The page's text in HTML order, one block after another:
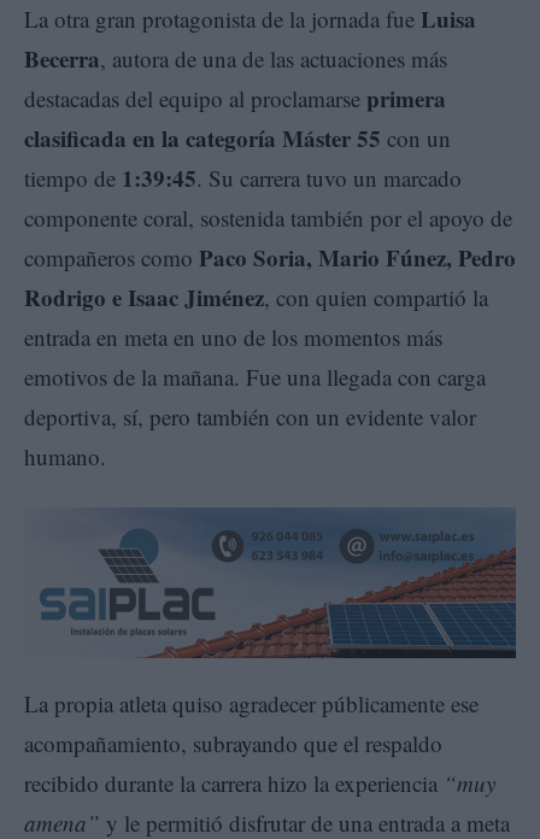
La otra gran protagonista de la jornada fue Luisa
Becerra, autora de una de las actuaciones más
destacadas del equipo al proclamarse primera
clasificada en la categoría Máster 55 con un
tiempo de 1:39:45. Su carrera tuvo un marcado
componente coral, sostenida también por el apoyo de
compañeros como Paco Soria, Mario Fúnez, Pedro
Rodrigo e Isaac Jiménez, con quien compartió la
entrada en meta en uno de los momentos más
emotivos de la mañana. Fue una llegada con carga
deportiva, sí, pero también con un evidente valor
humano.
La propia atleta quiso agradecer públicamente ese
acompañamiento, subrayando que el respaldo
recibido durante la carrera hizo la experiencia “muy
amena” y le permitió disfrutar de una entrada a meta